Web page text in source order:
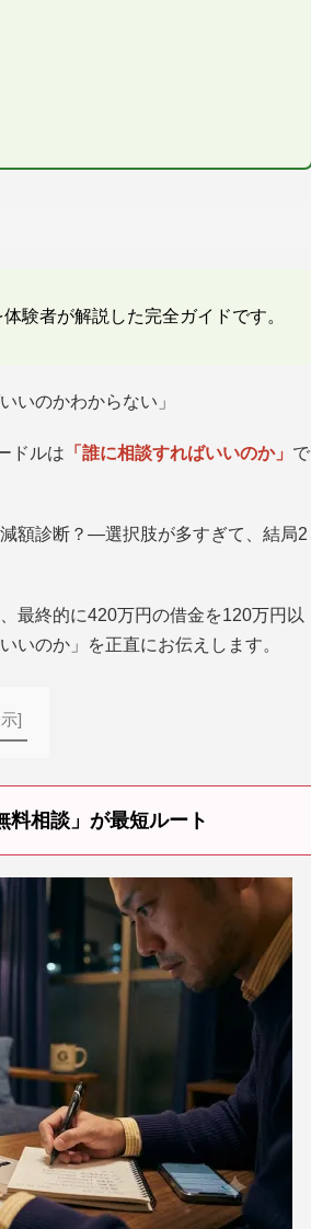
験者が解説した完全ガイドです。
いのかわからない」
ドルは 「誰に相談すればいいのか」 で
額診断？—選択肢が多すぎて、結局2
最終的に420万円の借金を120万円以
いのか」を正直にお伝えします。
]
料相談」が最短ルート